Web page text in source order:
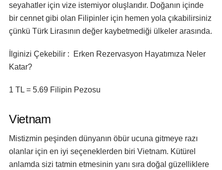
seyahatler için vize istemiyor oluşlarıdır. Doğanın içinde
bir cennet gibi olan Filipinler için hemen yola çıkabilirsiniz
çünkü Türk Lirasının değer kaybetmediği ülkeler arasında.
İlginizi Çekebilir : Erken Rezervasyon Hayatımıza Neler
Katar?
1 TL = 5.69 Filipin Pezosu
Vietnam
Mistizmin peşinden dünyanın öbür ucuna gitmeye razı
olanlar için en iyi seçeneklerden biri Vietnam. Kütürel
anlamda sizi tatmin etmesinin yanı sıra doğal güzelliklere